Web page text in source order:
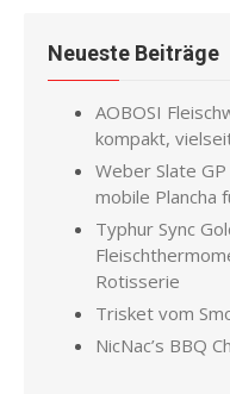
Neueste Beiträge
AOBOSI
kompakt,
Weber Slate
mobile Plancha
Typhur Sync
Rotisserie
Trisket vom
NicNac’s BBQ